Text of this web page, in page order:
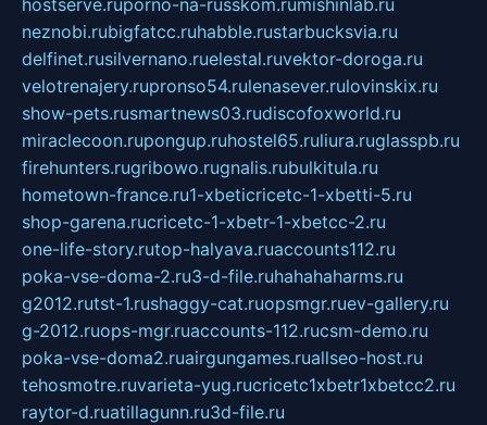
hostserve.ruporno-na-russkom.rumishinlab.ru
neznobi.rubigfatcc.ruhabble.rustarbucksvia.ru
delfinet.rusilvernano.ruelestal.ruvektor-doroga.ru
velotrenajery.rupronso54.rulenasever.rulovinskix.ru
show-pets.rusmartnews03.rudiscofoxworld.ru
miraclecoon.rupongup.ruhostel65.ruliura.ruglasspb.ru
firehunters.rugribowo.rugnalis.rubulkitula.ru
hometown-france.ru1-xbeticricetc-1-xbetti-5.ru
shop-garena.rucricetc-1-xbetr-1-xbetcc-2.ru
one-life-story.rutop-halyava.ruaccounts112.ru
poka-vse-doma-2.ru3-d-file.ruhahahaharms.ru
g2012.rutst-1.rushaggy-cat.ruopsmgr.ruev-gallery.ru
g-2012.ruops-mgr.ruaccounts-112.rucsm-demo.ru
poka-vse-doma2.ruairgungames.ruallseo-host.ru
tehosmotre.ruvarieta-yug.rucricetc1xbetr1xbetcc2.ru
raytor-d.ruatillagunn.ru3d-file.ru